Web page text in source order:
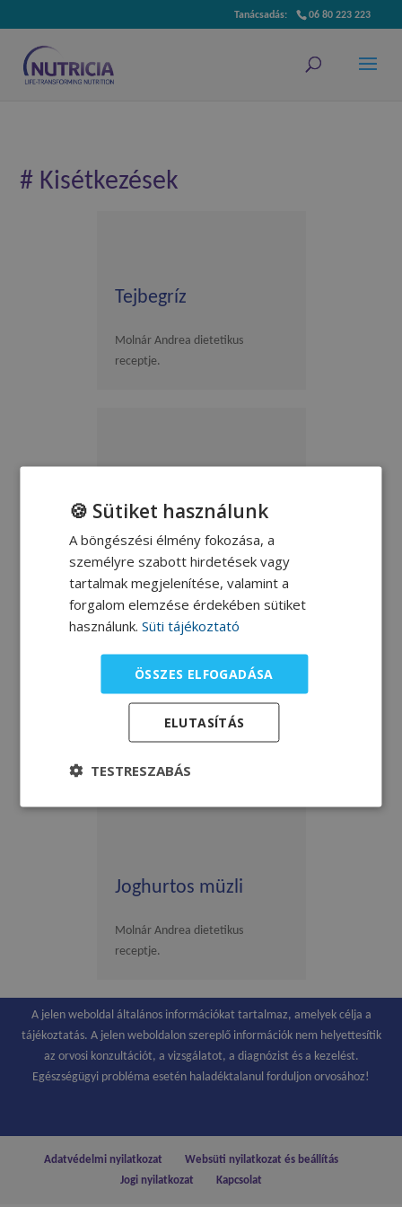
06 80 223 223
# Kisétkezések
Tejbegríz
Molnár Andrea dietetikus
receptje.
Molnár Andrea dietetikus
receptje.
Epres müzli
Joghurtos müzli
Molnár Andrea dietetikus
receptje.
A jelen weboldal általános információkat tartalmaz, amelyek célja a
tájékoztatás. A jelen weboldalon szereplő információk nem helyettesítik
az orvosi konzultációt, a vizsgálatot, a diagnózist és a kezelést.
Egészségügyi probléma esetén haladéktalanul forduljon orvosához!
Adatvédelmi nyilatkozat
Websüti nyilatkozat és beállítás
Jogi nyilatkozat
Kapcsolat
🍪 Sütiket használunk
A böngészési élmény fokozása, a
személyre szabott hirdetések vagy
tartalmak megjelenítése, valamint a
forgalom elemzése érdekében sütiket
használunk. Süti tájékoztató
ÖSSZES ELFOGADÁSA
ELUTASÍTÁS
TESTRESZABÁS